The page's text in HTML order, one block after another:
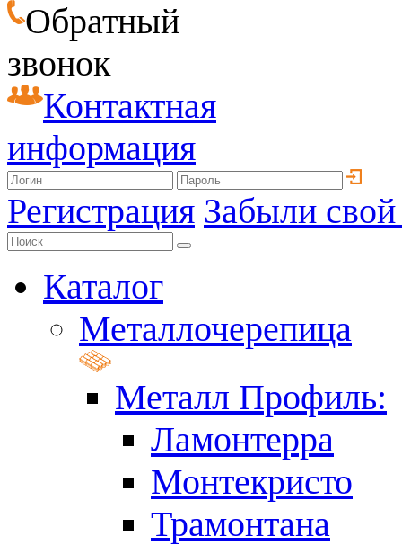
Обратный
звонок
Контактная
информация
Регистрация Забыли
Каталог
Металлочерепица
Металл Профиль:
Ламонтерра
Монтекристо
Трамонтана